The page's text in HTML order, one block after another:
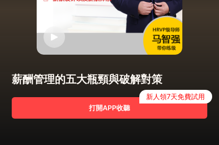
薪酬管理的五大瓶頸與破解對策
打開APP收聽
新人領7天免費試用